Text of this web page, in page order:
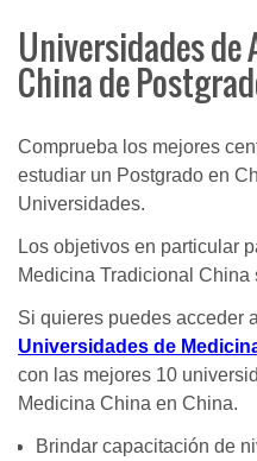
Universidades de
China de
Comprueba los mejores
estudiar un Postgrado en
Universidades.
Los objetivos en particular
Medicina Tradicional China
Si quieres puedes acceder
Universidades de
con las mejores 10
Medicina China en China.
Brindar capacitación de